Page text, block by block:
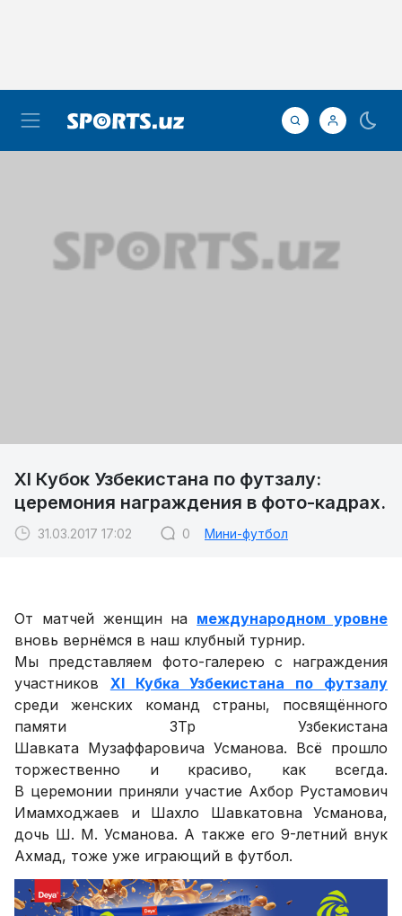
XI Кубок Узбекистана по футзалу:
церемония награждения в фото-кадрах.
31.03.2017 17:02 0 Мини-футбол
От матчей женщин на международном уровне
вновь вернёмся в наш клубный турнир.
Мы представляем фото-галерею с награждения
участников XI Кубка Узбекистана по футзалу
среди женских команд страны, посвящённого
памяти ЗТр Узбекистана
Шавката Музаффаровича Усманова. Всё прошло
торжественно и красиво, как всегда.
В церемонии приняли участие Ахбор Рустамович
Имамходжаев и Шахло Шавкатовна Усманова,
дочь Ш. М. Усманова. А также его 9-летний внук
Ахмад, тоже уже играющий в футбол.